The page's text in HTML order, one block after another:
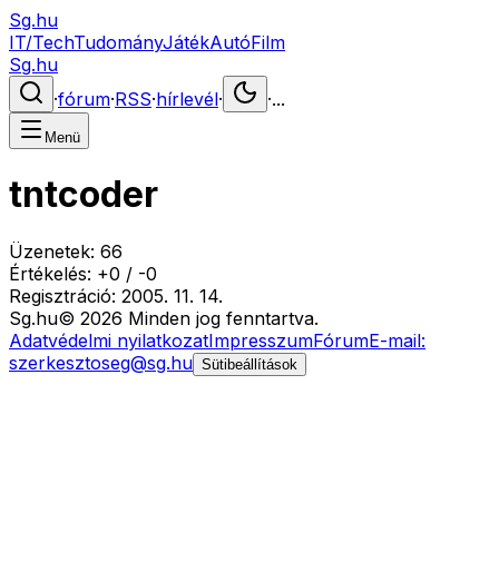
Sg.hu
IT/TechTudományJátékAutóFilm
Sg.hu
·fórum·RSS·hírlevél· ·...
Menü
tntcoder
Üzenetek: 66
Értékelés: +0 / -0
Regisztráció: 2005. 11. 14.
Sg.hu© 2026 Minden jog fenntartva.
Adatvédelmi nyilatkozatImpresszumFórumE-mail:
szerkesztoseg@sg.hu Sütibeállítások